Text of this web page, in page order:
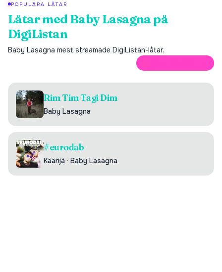
POPULÄRA LÅTAR
Låtar medBaby Lasagna på
DigiListan
Baby Lasagna mest streamade DigiListan-låtar.
Rim Tim Tagi Dim
Baby Lasagna
#eurodab
Käärijä · Baby Lasagna